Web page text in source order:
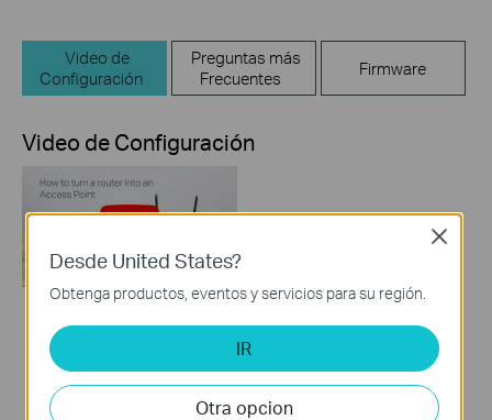
Video de
Configuración
Preguntas más
Frecuentes
Firmware
Video de Configuración
How to turn a router
into an Access
Point?
Desde United States?
Obtenga productos, eventos y servicios para su región.
IR
Otra opcion
Close